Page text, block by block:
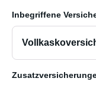
Inbegriffene